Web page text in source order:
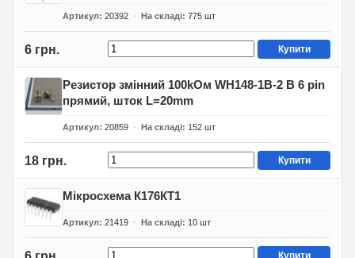
Артикул 20392 На складі 775 шт
6 грн. Купити
Резистор змінний 100kОм WH148-1B-2 B 6 pin
прямий, шток L=20mm
Артикул 20859 На складі 152 шт
18 грн. Купити
Мікросхема К176КТ1
Артикул 21419 На складі 10 шт
Купити